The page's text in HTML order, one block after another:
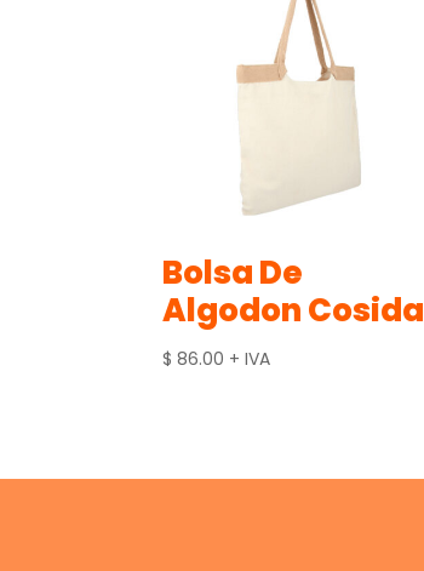
Bolsa De
Algodon Cosida
$ 86.00 + IVA